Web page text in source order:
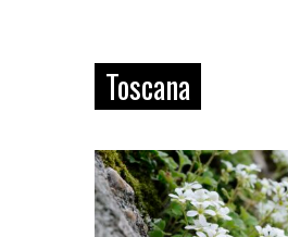
Toscana